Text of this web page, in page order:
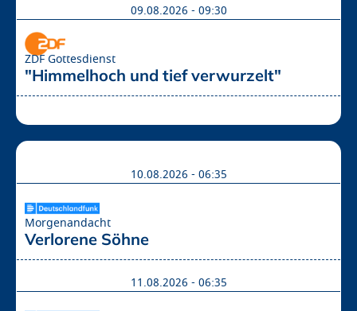
09.08.2026 - 09:30
ZDF Gottesdienst
"Himmelhoch und tief verwurzelt"
10.08.2026 - 06:35
Morgenandacht
Verlorene Söhne
11.08.2026 - 06:35